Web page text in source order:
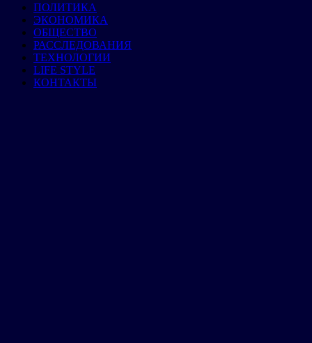
ПОЛИТИКА
ЭКОНОМИКА
ОБЩЕСТВО
РАССЛЕДОВАНИЯ
ТЕХНОЛОГИИ
LIFE STYLE
КОНТАКТЫ